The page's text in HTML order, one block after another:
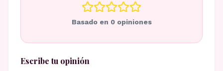
Basado en 0opiniones
Escribe tu opinión